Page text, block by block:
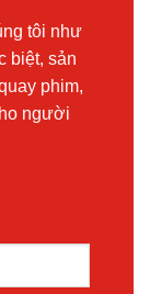
tôi như
biệt, sản
phim,
người